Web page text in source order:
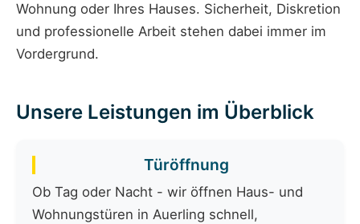
Wohnung oder Ihres Hauses. Sicherheit, Diskretion
und professionelle Arbeit stehen dabei immer im
Vordergrund.
Unsere Leistungen im Überblick
Türöffnung
Ob Tag oder Nacht - wir öffnen Haus- und
Wohnungstüren in Auerling schnell,